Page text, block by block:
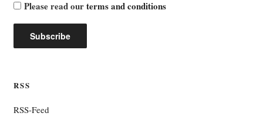
Please read ourterms and conditions
RSS
RSS-Feed